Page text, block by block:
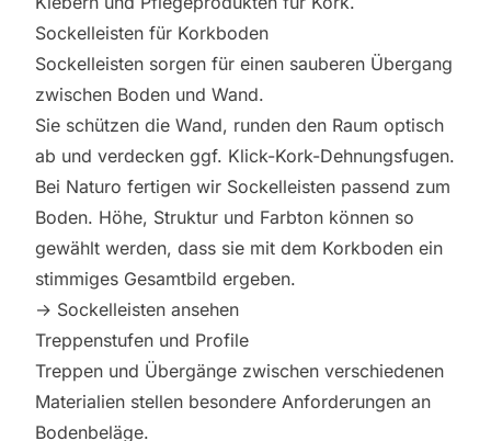
Sockelleisten für Korkboden
Sockelleisten sorgen für einen sauberen Übergang
zwischen Boden und Wand.
Sie schützen die Wand, runden den Raum optisch
ab und verdecken ggf. Klick-Kork-Dehnungsfugen.
Bei Naturo fertigen wir Sockelleisten passend zum
Boden. Höhe, Struktur und Farbton können so
gewählt werden, dass sie mit dem Korkboden ein
stimmiges Gesamtbild ergeben.
→ Sockelleisten ansehen
Treppenstufen und Profile
Treppen und Übergänge zwischen verschiedenen
Materialien stellen besondere Anforderungen an
Bodenbeläge.